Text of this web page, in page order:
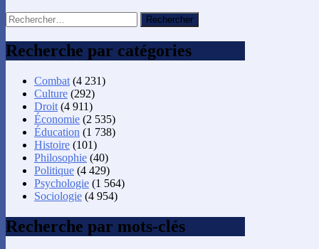
Rechercher :
Recherche par catégories
Combat (4 231)
Culture (292)
Droit (4 911)
Économie (2 535)
Éducation (1 738)
Histoire (101)
Philosophie (40)
Politique (4 429)
Psychologie (1 564)
Sociologie (4 954)
Recherche par mots-clés